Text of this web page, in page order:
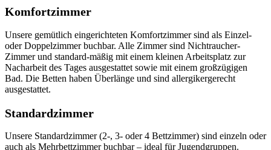
Komfortzimmer
Unsere gemütlich eingerichteten Komfortzimmer sind als Einzel-
oder Doppelzimmer buchbar. Alle Zimmer sind Nichtraucher-
Zimmer und standard-mäßig mit einem kleinen Arbeitsplatz zur
Nacharbeit des Tages ausgestattet sowie mit einem großzügigen
Bad. Die Betten haben Überlänge und sind allergikergerecht
ausgestattet.
Standardzimmer
Unsere Standardzimmer (2-, 3- oder 4 Bettzimmer) sind einzeln oder
auch als Mehrbettzimmer buchbar – ideal für Jugendgruppen.